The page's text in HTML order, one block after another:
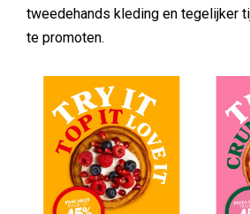
tweedehands kleding en tegelijker
te promoten.